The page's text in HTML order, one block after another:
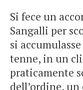
Si fece un
Sangalli per
si
tenne, in un
praticamente
dell’ordine,